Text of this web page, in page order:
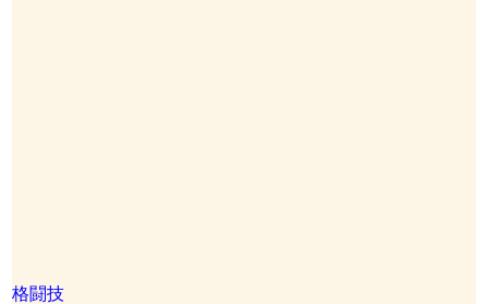
格闘技